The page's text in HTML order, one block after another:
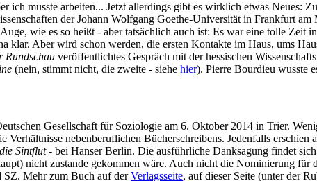
ich musste arbeiten... Jetzt allerdings gibt es wirklich etwas Neues:
der Johann Wolfgang Goethe-Universität in Frankfurt
wie es so heißt - aber tatsächlich auch ist: Es war eine tolle Zeit
Aber wird schon werden, die ersten Kontakte im Haus, ums
Rundschau veröffentlichtes Gespräch mit der hessischen
(nein, stimmt nicht, die zweite - siehe hier). Pierre Bourdieu wusste
Gesellschaft für Soziologie am 6. Oktober 2014 in Trier.
Verhältnisse nebenberuflichen Bücherschreibens. Jedenfalls
Sintflut - bei Hanser Berlin. Die ausführliche Danksagung findet
nicht zustande gekommen wäre. Auch nicht die Nominierung
SZ. Mehr zum Buch auf derVerlagsseite, auf dieser Seite (unter der